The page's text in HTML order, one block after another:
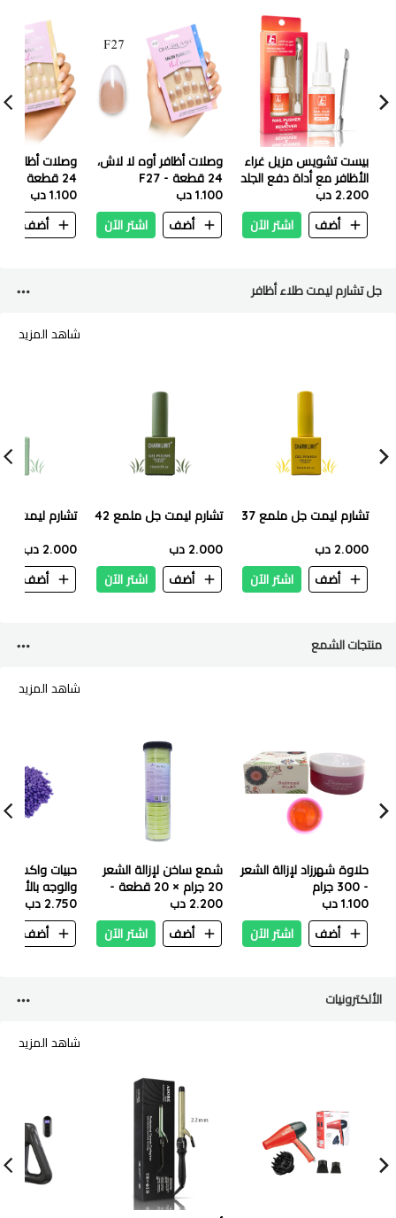
بيست تشويس مزيل غراء
الأظافر مع أداة دفع الجلد
المحيط بالأظافر – 10 جم
2.200 دب
أضف
اشتر الآن
وصلات أظافر أوه لا لاش،
24 قطعة - F27
1.100 دب
أضف
اشتر الآن
وصلات أظافر
24 قطعة - F15
1.100 دب
أضف
جل تشارم ليمت طلاء أظافر
شاهد المزيد
تشارم ليمت جل ملمع 37
2.000 دب
أضف
اشتر الآن
تشارم ليمت جل ملمع 42
2.000 دب
أضف
اشتر الآن
تشارم ليمت جل
2.000 دب
أضف
منتجات الشمع
شاهد المزيد
حلاوة شهرزاد لإزالة الشعر
- 300 جرام
1.100 دب
أضف
اشتر الآن
شمع ساخن لإزالة الشعر
20 جرام × 20 قطعة -
عسل
2.200 دب
أضف
اشتر الآن
حبيات واكس
والوجه بالأفندر 1 كيلو
2.750 دب
أضف
الألكترونيات
شاهد المزيد